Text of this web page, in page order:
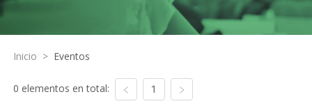
Inicio > Eventos
0 elementos en total: 1